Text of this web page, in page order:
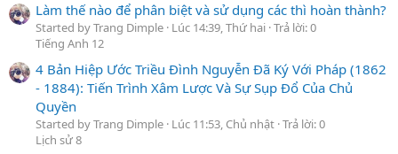
Làm thế nào để phân biệt và sử dụng các thì hoàn thành?
Started by Trang Dimple Lúc 14:39, Thứ hai Trả lời: 0
Tiếng Anh 12
4 Bản Hiệp Ước Triều Đình Nguyễn Đã Ký Với Pháp (1862
- 1884): Tiến Trình Xâm Lược Và Sự Sụp Đổ Của Chủ
Quyền
Started by Trang Dimple Lúc 11:53, Chủ nhật Trả lời: 0
Lịch sử 8